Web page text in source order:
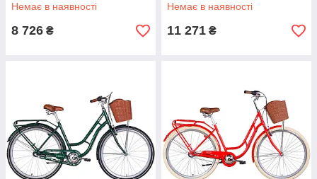
Немає в наявності
8 726 ₴
Немає в наявності
11 271 ₴